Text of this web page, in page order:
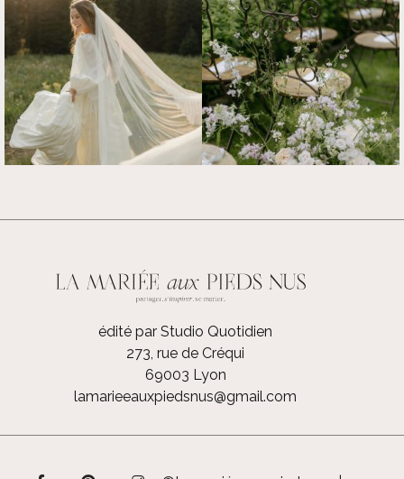
édité par Studio Quotidien
273, rue de Créqui
69003 Lyon
lamarieeauxpiedsnus@gmail.com